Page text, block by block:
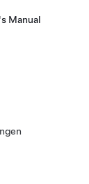
Manual